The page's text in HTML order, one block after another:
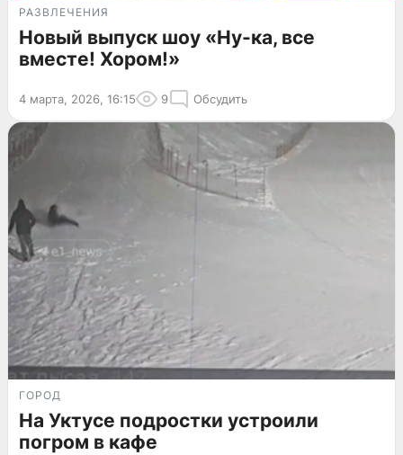
РАЗВЛЕЧЕНИЯ
Новый выпуск шоу «Ну-ка, все
вместе! Хором!»
4 марта, 2026, 16:15 9 Обсудить
ГОРОД
На Уктусе подростки устроили
погром в кафе